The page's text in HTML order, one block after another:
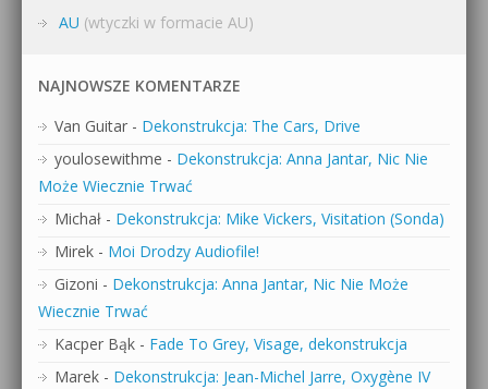
AU (wtyczki w formacie AU)
NAJNOWSZE KOMENTARZE
Van Guitar - Dekonstrukcja: The Cars, Drive
youlosewithme - Dekonstrukcja: Anna Jantar, Nic Nie
Może Wiecznie Trwać
Michał - Dekonstrukcja: Mike Vickers, Visitation (Sonda)
Mirek - Moi Drodzy Audiofile!
Gizoni - Dekonstrukcja: Anna Jantar, Nic Nie Może
Wiecznie Trwać
Kacper Bąk - Fade To Grey, Visage, dekonstrukcja
Marek - Dekonstrukcja: Jean-Michel Jarre, Oxygène IV